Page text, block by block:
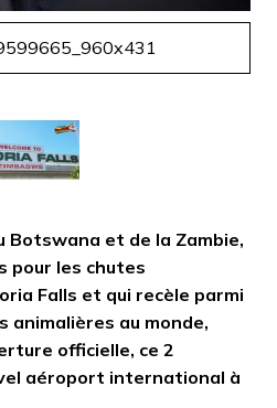
Botswana et de la Zambie,
pour les chutes
Falls et qui recèle parmi
animalières au monde,
officielle, ce 2
aéroport international à